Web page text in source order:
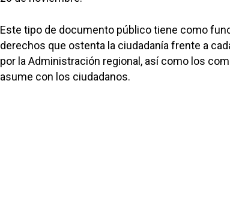
Este tipo de documento público tiene como
derechos que ostenta la ciudadanía frente a
por la Administración regional, así como los
asume con los ciudadanos.